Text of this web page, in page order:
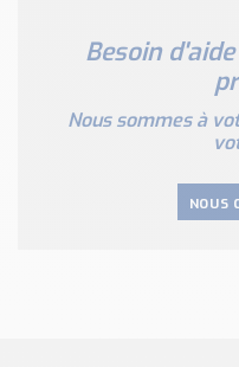
Besoin
Nous sommes à
NOUS